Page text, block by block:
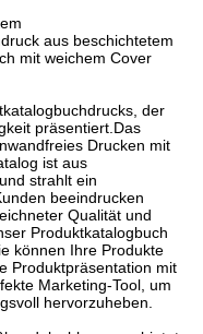
aus beschichtetem
mit weichem Cover
der
präsentiert.Das
Drucken mit
ist aus
strahlt ein
beeindrucken
Qualität und
Produktkatalogbuch
können Ihre Produkte
Produktpräsentation mit
Marketing-Tool, um
hervorzuheben.